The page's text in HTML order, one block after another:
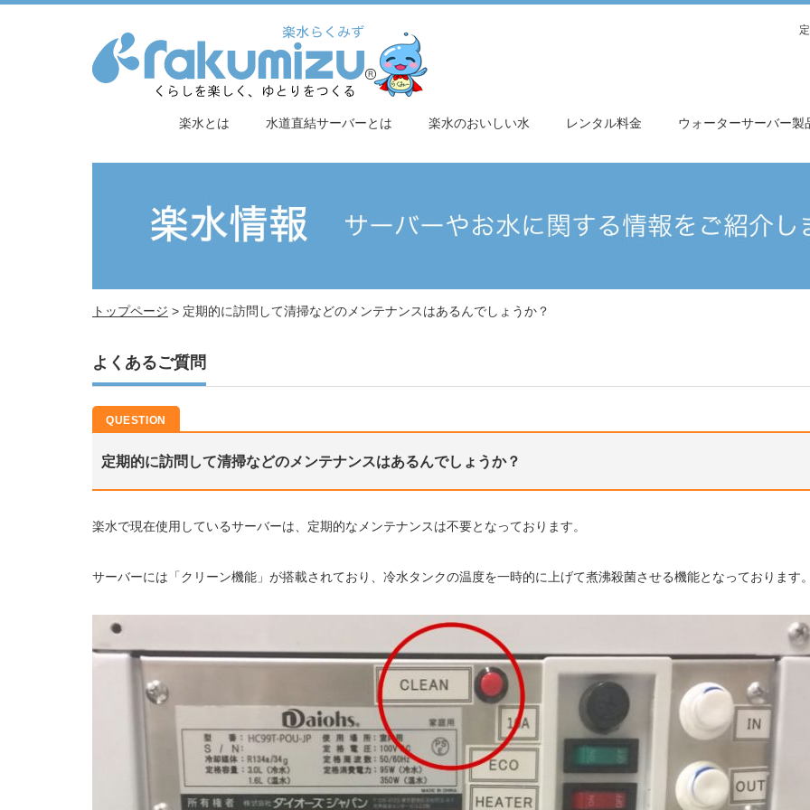
楽水とは 水道直結サーバーとは 楽水のおいしい水 レンタル料金 ウォーターサーバー製
トップページ > 定期的に訪問して清掃などのメンテナンスはあるんでしょうか？
よくあるご質問
定期的に訪問して清掃などのメンテナンスはあるんでしょうか？
楽水で現在使用しているサーバーは、定期的なメンテナンスは不要となっております。
サーバーには「クリーン機能」が搭載されており、冷水タンクの温度を一時的に上げて煮沸殺菌させる機能となっております